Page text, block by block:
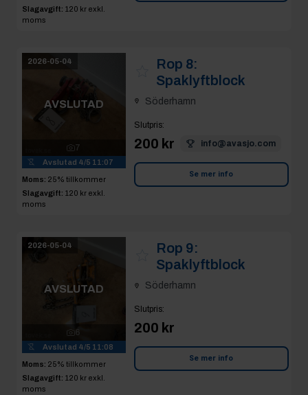
Slagavgift: 120 kr exkl.
moms
2026-05-04
AVSLUTAD
7
Avslutad 4/5 11:07
Moms: 25% tillkommer
Slagavgift: 120 kr exkl.
moms
Rop 8:
Spaklyftblock
Söderhamn
Slutpris:
200 kr info@avasjo.com
Se mer info
2026-05-04
AVSLUTAD
6
Avslutad 4/5 11:08
Moms: 25% tillkommer
Slagavgift: 120 kr exkl.
moms
Rop 9:
Spaklyftblock
Söderhamn
Slutpris:
200 kr
Se mer info